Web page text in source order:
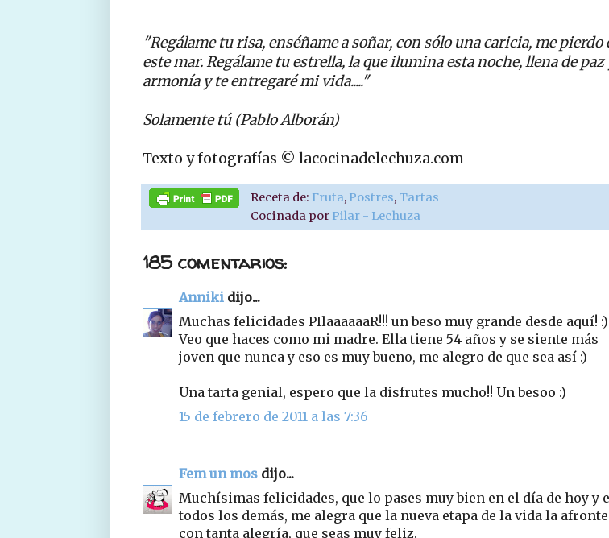
"Regálame tu risa, enséñame a soñar, con sólo una caricia, me pierdo
este mar.Regálame tu estrella, la que ilumina esta noche,llena de paz
armonía y te entregaré mi vida....."
Solamente tú (Pablo Alborán)
Texto y fotografías © lacocinadelechuza.com
Receta de: Fruta, Postres, Tartas
Cocinada por Pilar - Lechuza
185 comentarios:
Anniki dijo...
Muchas felicidades PIlaaaaaaR!!! un beso muy grande desde aquí! :)
Veo que haces como mi madre. Ella tiene 54 años y se siente más
joven que nunca y eso es muy bueno, me alegro de que sea así :)
Una tarta genial, espero que la disfrutes mucho!! Un besoo :)
15 de febrero de 2011 a las 7:36
Fem un mos dijo...
Muchísimas felicidades, que lo pases muy bien en el día de hoy y
todos los demás, me alegra que la nueva etapa de la vida la
con tanta alegría, que seas muy feliz.